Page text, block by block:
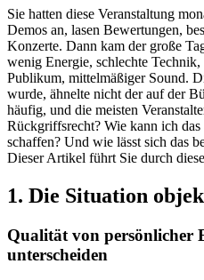
Sie hatten diese Veranstaltung
Demos an, lasen Bewertungen,
Konzerte. Dann kam der große
wenig Energie, schlechte
Publikum, mittelmäßiger Sound.
wurde, ähnelte nicht der auf der
häufig, und die meisten
Rückgriffsrecht? Wie kann ich
schaffen? Und wie lässt sich das
Dieser Artikel führt Sie durch
1. Die Situation
Qualität von persönlicher
unterscheiden